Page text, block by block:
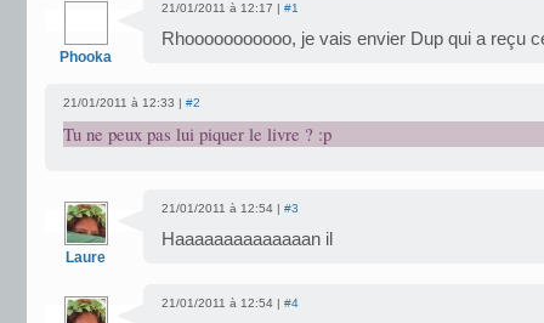
Phooka
21/01/2011 à 12:17 | #1
Rhooooooooooo, je vais envier Dup qui a reçu
21/01/2011 à 12:33 | #2
Tu ne peux pas lui piquer le livre ? :p
Laure
21/01/2011 à 12:54 | #3
Haaaaaaaaaaaaaan il
21/01/2011 à 12:54 | #4